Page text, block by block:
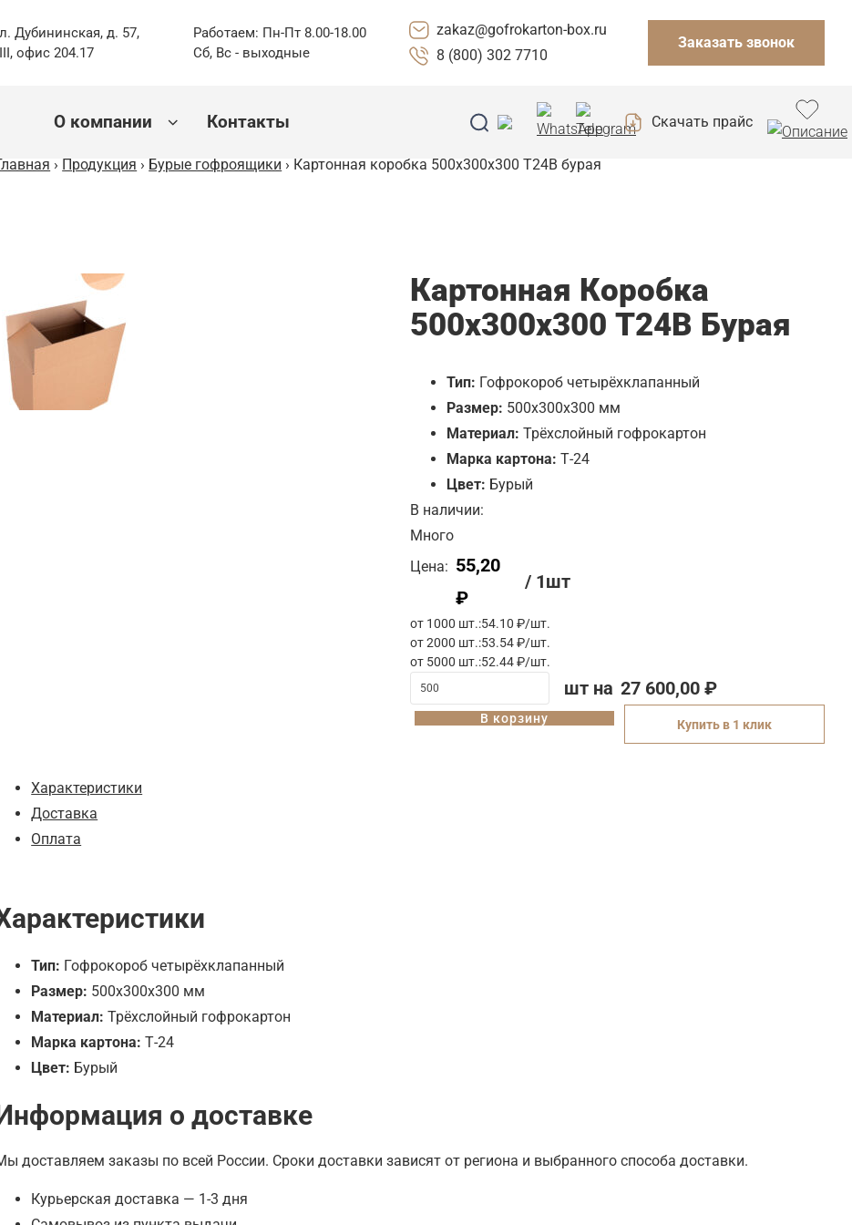
Дубининская, д. 57,
офис 204.17
Работаем: Пн-Пт 8.00-18.00
Сб, Вс - выходные
zakaz@gofrokarton-box.ru
8 (800) 302 7710
Заказать звонок
О компании Контакты Скачать прайс
› Продукция › Бурые гофроящики › Картонная коробка 500x300x300 Т24B бурая
Картонная Коробка
500x300x300 Т24B Бурая
В наличии:
Много
Цена: 55,20
₽
/ 1шт
от 1000 шт.:54.10 ₽/шт.
от 2000 шт.:53.54 ₽/шт.
от 5000 шт.:52.44 ₽/шт.
шт на 27 600,00 ₽
В корзину Купить в 1 клик
Тип: Гофрокороб четырёхклапанный
Размер: 500х300х300 мм
Материал: Трёхслойный гофрокартон
Марка картона: Т-24
Цвет: Бурый
Характеристики
Доставка
Оплата
Тип: Гофрокороб четырёхклапанный
Размер: 500х300х300 мм
Материал: Трёхслойный гофрокартон
Марка картона: Т-24
Цвет: Бурый
о доставке
доставляем заказы по всей России. Сроки доставки зависят от региона и выбранного способа доставки.
Курьерская доставка — 1-3 дня